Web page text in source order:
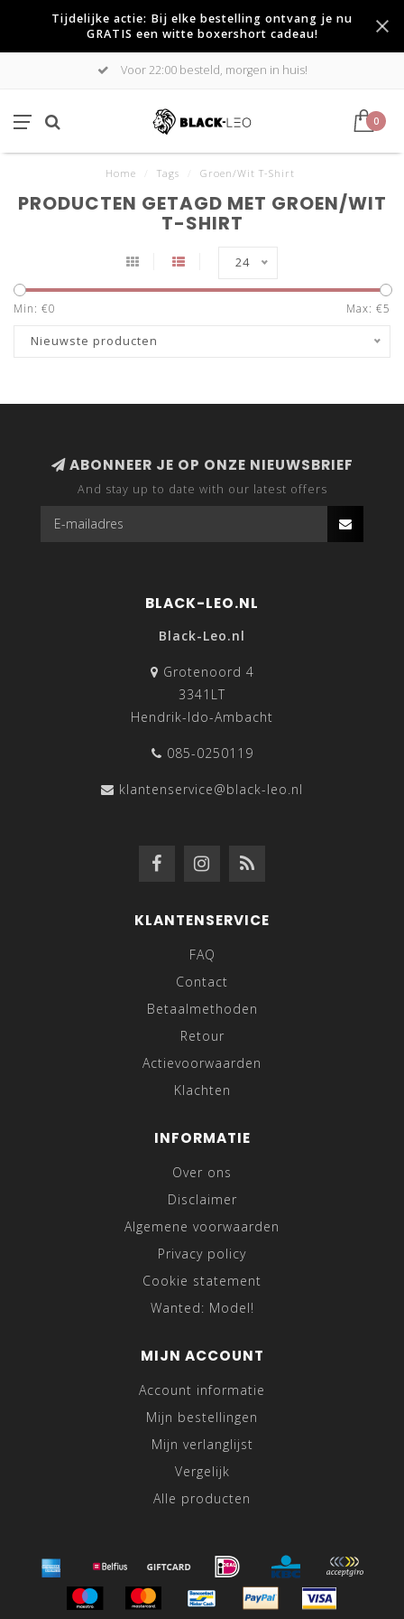
Tijdelijke actie: Bij elke bestelling ontvang je nu
GRATIS een witte boxershort cadeau!
Voor 22:00 besteld, morgen in huis!
0
Home Tags Groen/Wit T-Shirt
PRODUCTEN GETAGD MET GROEN/WIT
T-SHIRT
24
Min: €0 Max: €5
Nieuwste producten
ABONNEER JE OP ONZE NIEUWSBRIEF
And stay up to date with our latest offers
BLACK-LEO.NL
Black-Leo.nl
Grotenoord 4
3341LT
Hendrik-Ido-Ambacht
085-0250119
klantenservice@black-leo.nl
KLANTENSERVICE
FAQ
Contact
Betaalmethoden
Retour
Actievoorwaarden
Klachten
INFORMATIE
Over ons
Disclaimer
Algemene voorwaarden
Privacy policy
Cookie statement
Wanted: Model!
MIJN ACCOUNT
Account informatie
Mijn bestellingen
Mijn verlanglijst
Vergelijk
Alle producten